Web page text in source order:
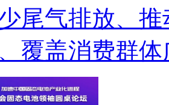
尾气排放、
覆盖消费群体